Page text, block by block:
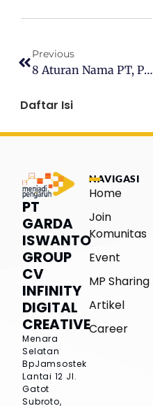
Previous
8 Aturan Nama PT, Pelajari Dulu Sebelum Mendirikan
Daftar Isi
PT
GARDA
ISWANTO
GROUP
CV
INFINITY
DIGITAL
CREATIVE
Menara
Selatan
BpJamsostek
Lantai 12 Jl.
Gatot
Subroto,
NAVIGASI
Home
Join
Komunitas
Event
MP Sharing
Artikel
Career